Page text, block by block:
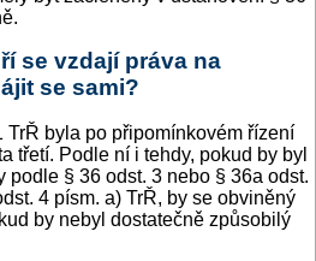
se vzdají práva na
se sami?
TrŘ byla po připomínkovém řízení
třetí. Podle ní i tehdy, pokud by byl
podle § 36 odst. 3 nebo § 36a odst.
4 písm. a) TrŘ, by se obviněný
by nebyl dostatečně způsobilý